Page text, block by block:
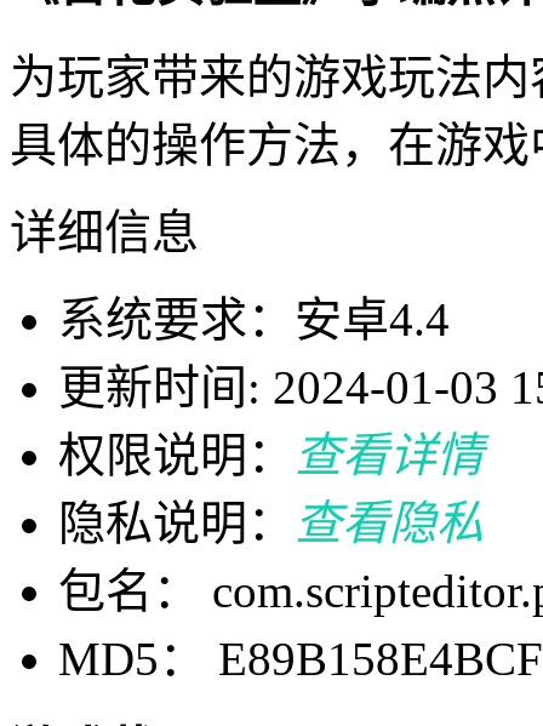
为玩家带来的游戏玩法
具体的操作方法，在游
详细信息
系统要求：安卓4.4
更新时间: 2024-01-03
权限说明：
查看详情
隐私说明：
查看隐私
包名：
MD5：